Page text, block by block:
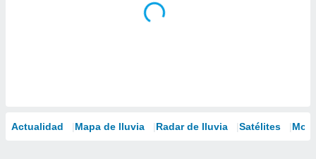
Actualidad Mapa de lluvia Radar de lluvia Satélites